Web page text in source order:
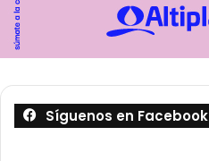
Síguenos en Facebook